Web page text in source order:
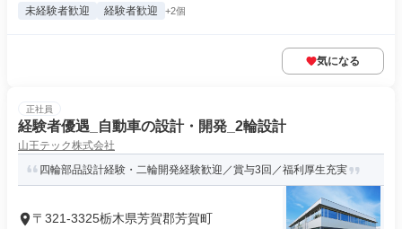
未経験者歓迎 経験者歓迎 +2個
気になる
正社員
経験者優遇_自動車の設計・開発_2輪設計
山王テック株式会社
四輪部品設計経験・二輪開発経験歓迎／賞与3回／福利厚生充実
〒321-3325栃木県芳賀郡芳賀町